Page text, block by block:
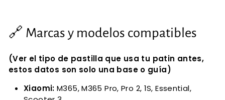
🔗 Marcas y modelos compatibles
(Ver el tipo de pastilla que usa tu patin antes,
estos datos son solo una base o guía)
Xiaomi: M365, M365 Pro, Pro 2, 1S, Essential,